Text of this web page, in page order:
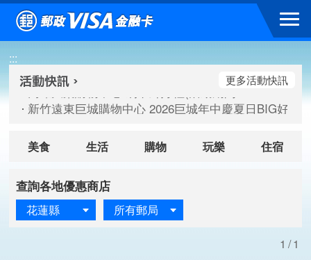
跳到主要內容區塊
:::
高雄大樂購物中心 刷卡郵好禮(活動期間：115/08/07-
臺北三創生活 有點東西第2波 刷卡郵好禮(活動期間：
高雄大樂購物中心 刷卡郵好禮(活動期間：115/08/07-
新竹遠東巨城購物中心 2026巨城年中慶夏日BIG好刷(
更多活動快訊
美食 生活 購物 玩樂 住宿
查詢各地優惠商店
花蓮縣 所有郵局
1/1